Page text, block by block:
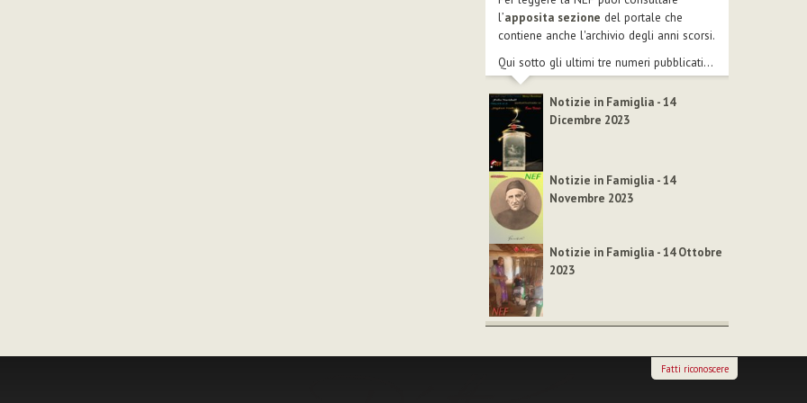
l’apposita sezione del portale che
contiene anche l'archivio degli anni scorsi.
Qui sotto gli ultimi tre numeri pubblicati...
Notizie in Famiglia - 14
Dicembre 2023
Notizie in Famiglia - 14
Novembre 2023
Notizie in Famiglia - 14 Ottobre
2023
Fatti riconoscere